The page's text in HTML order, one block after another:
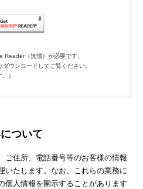
（無償）が必要です。
ウンロードしてご覧ください。
）
ついて
ご住所、電話番号等のお客様の情報
いたします。なお、これらの業務に
個人情報を開示することがあります